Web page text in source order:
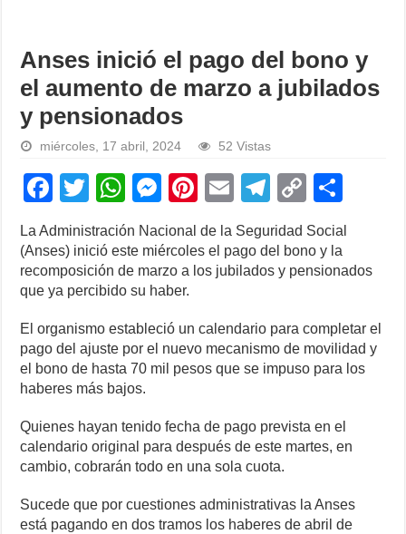
Anses inició el pago del bono y
el aumento de marzo a jubilados
y pensionados
miércoles, 17 abril, 2024 52 Vistas
F
a
c
e
b
o
o
k
T
wi
tt
er
W
h
at
s
A
p
p
M
e
ss
e
n
g
er
Pi
nt
er
e
E
m
ail
T
el
e
gr
m
C
o
p
y
n
k
h
ar
e
La Administración Nacional de la Seguridad Social
(Anses) inició este miércoles el pago del bono y la
recomposición de marzo a los jubilados y pensionados
que ya percibido su haber.
El organismo estableció un calendario para completar el
pago del ajuste por el nuevo mecanismo de movilidad y
el bono de hasta 70 mil pesos que se impuso para los
haberes más bajos.
Quienes hayan tenido fecha de pago prevista en el
calendario original para después de este martes, en
cambio, cobrarán todo en una sola cuota.
Sucede que por cuestiones administrativas la Anses
está pagando en dos tramos los haberes de abril de